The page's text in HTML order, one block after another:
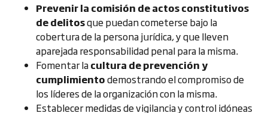
Prevenir la comisión de actos constitutivos
de delitosque puedan cometerse bajo la
cobertura de la persona jurídica, y que lleven
aparejada responsabilidad penal para la misma.
Fomentar lacultura de prevención y
cumplimientodemostrando el compromiso de
los líderes de la organización con la misma.
Establecer medidas de vigilancia y control idóneas